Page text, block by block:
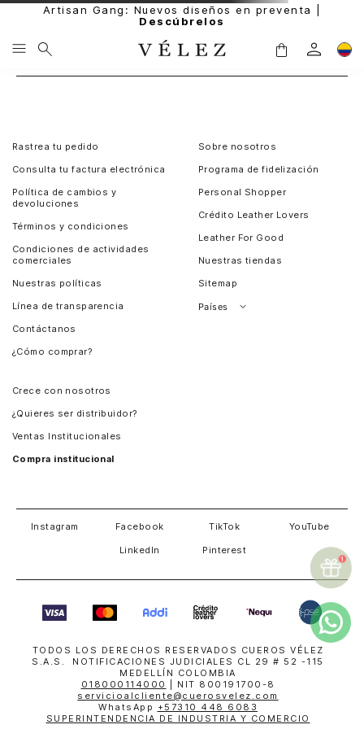
Artisan Gang: Nuevos diseños en preventa |
Descúbrelos
Rastrea tu pedido
Consulta tu factura electrónica
Política de cambios y
devoluciones
Términos y condiciones
Condiciones de actividades
comerciales
Nuestras políticas
Línea de transparencia
Contáctanos
¿Cómo comprar?
Sobre nosotros
Programa de fidelización
Personal Shopper
Crédito Leather Lovers
Leather For Good
Nuestras tiendas
Sitemap
Países
Crece con nosotros
¿Quieres ser distribuidor?
Ventas Institucionales
Compra institucional
Instagram Facebook TikTok YouTube
LinkedIn Pinterest
TODOS LOS DERECHOS RESERVADOS CUEROS VÉLEZ
S.A.S. NOTIFICACIONES JUDICIALES CL 29 # 52 -115
MEDELLÍN COLOMBIA
018000114000
| NIT 800191700-8
servicioalcliente@cuerosvelez.com
WhatsApp +57310 448 6083
SUPERINTENDENCIA DE INDUSTRIA Y COMERCIO